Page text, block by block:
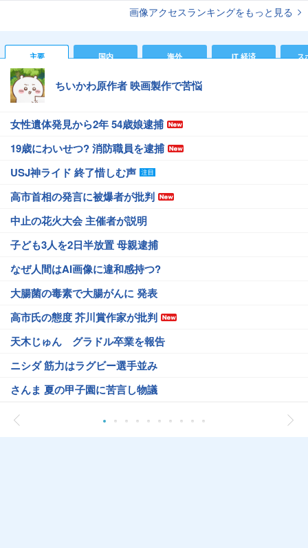
画像アクセスランキングをもっと見る
主要 国内 海外 IT 経済 ス
ちいかわ原作者 映画製作で苦悩
女性遺体発見から2年 54歳娘逮捕
19歳にわいせつ? 消防職員を逮捕
USJ神ライド 終了惜しむ声
高市首相の発言に被爆者が批判
中止の花火大会 主催者が説明
子ども3人を2日半放置 母親逮捕
なぜ人間はAI画像に違和感持つ?
大腸菌の毒素で大腸がんに 発表
高市氏の態度 芥川賞作家が批判
天木じゅん グラドル卒業を報告
ニシダ 筋力はラグビー選手並み
さんま 夏の甲子園に苦言し物議